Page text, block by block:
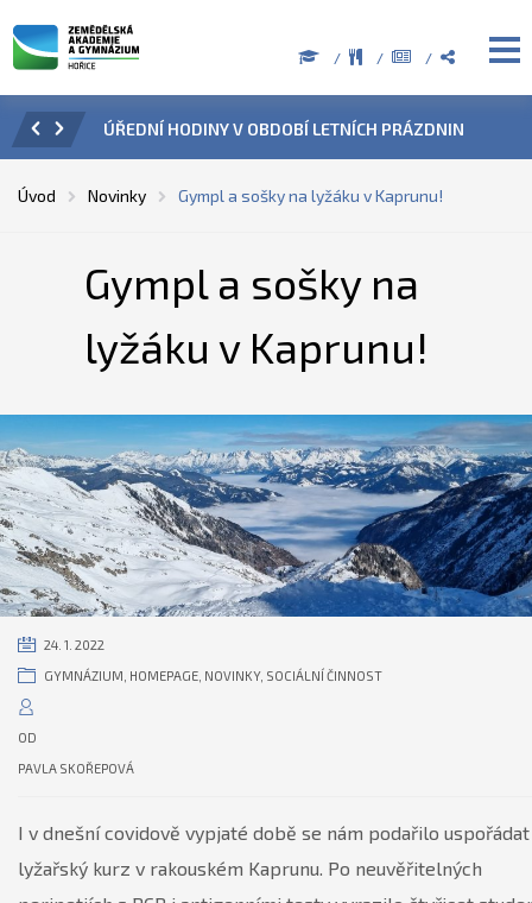
ÚŘEDNÍ HODINY V OBDOBÍ LETNÍCH PRÁZDNIN
Úvod Novinky Gympl a sošky na lyžáku v Kaprunu!
Gympl a sošky na
lyžáku v Kaprunu!
24. 1. 2022
GYMNÁZIUM HOMEPAGE NOVINKY, SOCIÁLNÍ ČINNOST
OD
PAVLA SKOŘEPOVÁ
I v dnešní covidově vypjaté době se nám podařilo uspořádat
lyžařský kurz v rakouském Kaprunu. Po neuvěřitelných